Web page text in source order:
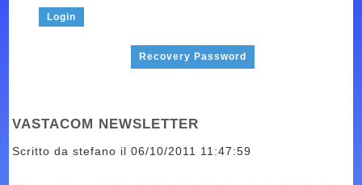
Recovery Password
VASTACOM NEWSLETTER
Scritto da stefano il 06/10/2011 11:47:59